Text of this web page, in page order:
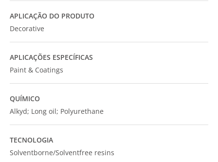
APLICAÇÃO DO PRODUTO
Decorative
APLICAÇÕES ESPECÍFICAS
Paint & Coatings
QUÍMICO
Alkyd; Long oil; Polyurethane
TECNOLOGIA
Solventborne/Solventfree resins